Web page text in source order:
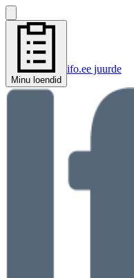
Minu loendid
ifo.ee juurde